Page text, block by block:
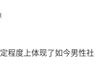
程度上体现了如今男性社